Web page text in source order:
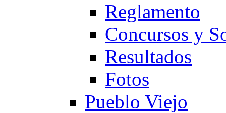
Reglamento
Concursos y
Resultados
Fotos
Pueblo Viejo